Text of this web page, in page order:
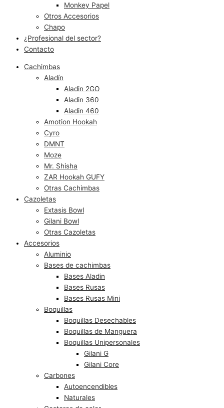
Monkey Papel
Otros Accesorios
Chapo
¿Profesional del sector?
Contacto
Cachimbas
Aladín
Aladin 2GO
Aladin 360
Aladin 460
Amotion Hookah
Cyro
DMNT
Moze
Mr. Shisha
ZAR Hookah GUFY
Otras Cachimbas
Cazoletas
Extasis Bowl
Gilani Bowl
Otras Cazoletas
Accesorios
Aluminio
Bases de cachimbas
Bases Aladin
Bases Rusas
Bases Rusas Mini
Boquillas
Boquillas Desechables
Boquillas de Manguera
Boquillas Unipersonales
Gilani G
Gilani Core
Carbones
Autoencendibles
Naturales